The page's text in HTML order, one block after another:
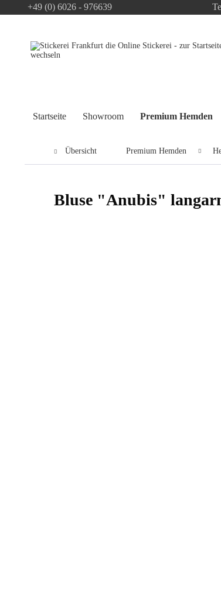
+49 (0) 6026 - 976639
Startseite Showroom Premium Hemden
Übersicht Premium Hemden
Bluse "Anubis"